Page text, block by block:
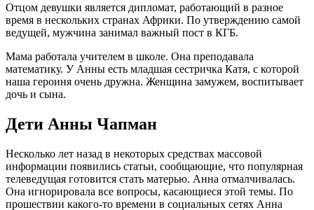
Отцом девушки является дипломат, работающий в разное
время в нескольких странах Африки. По утверждению самой
ведущей, мужчина занимал важный пост в КГБ.
Мама работала учителем в школе. Она преподавала
математику. У Анны есть младшая сестричка Катя, с которой
наша героиня очень дружна. Женщина замужем, воспитывает
дочь и сына.
Дети Анны Чапман
Несколько лет назад в некоторых средствах массовой
информации появились статьи, сообщающие, что популярная
телеведущая готовится стать матерью. Анна отмалчивалась.
Она игнорировала все вопросы, касающиеся этой темы. По
прошествии какого-то времени в социальных сетях Анна